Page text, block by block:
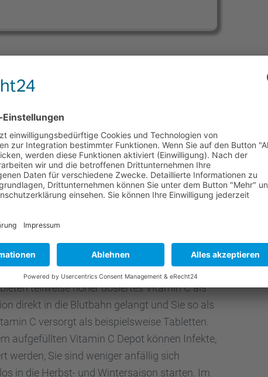
Ihrem Körper einen großen Dienst erwei­
Vitamin C herzu­stel­len und dieses auch
unsere Nahrung zu uns nehmen, um
große Mengen an Vitamin C über
ist die Aufnahme durch den
ausrei­chend Vitamin C zu sich
mit einem Vitamin C Mangel sind wir
Vitami­nen und Spuren­ele­men­ten
C Infusion die optimale Lösung. Durch
Vitamin C Konzen­tra­tio­nen direkt ins Blut
es über die Darmauf­nahme möglich wäre.
teilweise höher dosier­tes Vitamin C als
direkt in die Blutbahn gelangt und Sie so als
C versorgt als beispiels­weise Tablet­ten.
aufge­füll­ten Vitamin C Depot können Infekte,
werden, Sie sind weniger anfäl­lig sich
in die Herbst- und Winter­sai­son starten. Im